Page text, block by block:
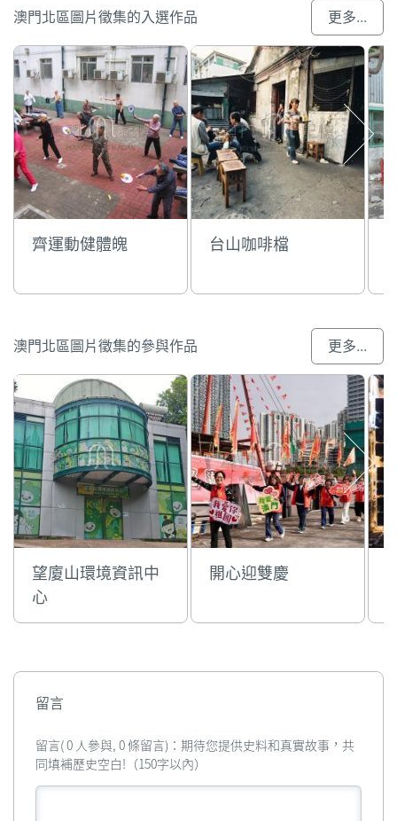
澳門北區圖片徵集的入選作品 更多...
齊運動健體魄 台山咖啡檔
澳門北區圖片徵集的參與作品 更多...
望廈山環境資訊中
心
開心迎雙慶
留言
留言( 0 人參與, 0 條留言)：期待您提供史料和真實故事，共
同填補歷史空白!（150字以內）